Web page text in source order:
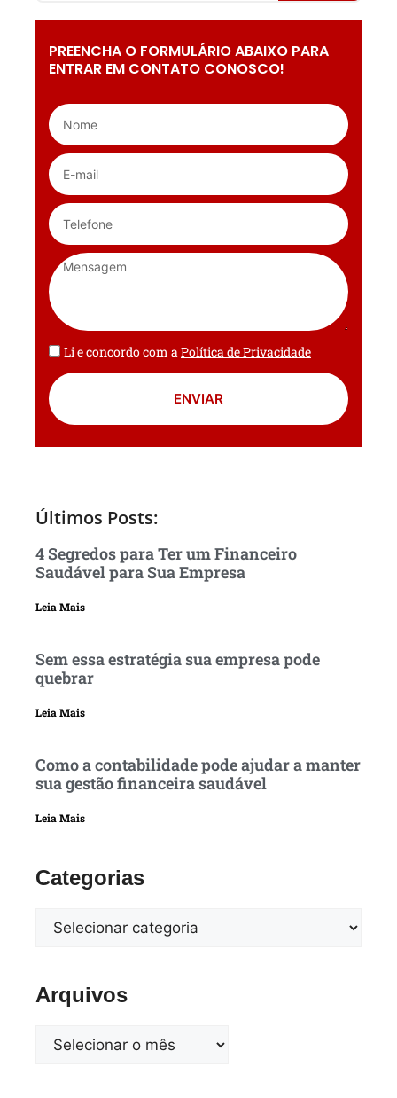
PREENCHA O FORMULÁRIO ABAIXO PARA
ENTRAR EM CONTATO CONOSCO!
Li e concordo com aPolítica de Privacidade
ENVIAR
Últimos Posts:
4 Segredos para Ter um Financeiro
Saudável para Sua Empresa
Leia Mais
Sem essa estratégia sua empresa pode
quebrar
Leia Mais
Como a contabilidade pode ajudar a manter
sua gestão financeira saudável
Leia Mais
Categorias
Arquivos